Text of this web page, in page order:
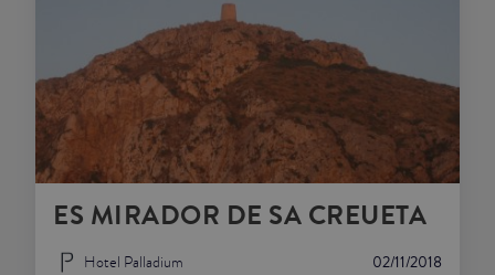
ES MIRADOR DE SA CREUETA
02/11/2018
Hotel Palladium